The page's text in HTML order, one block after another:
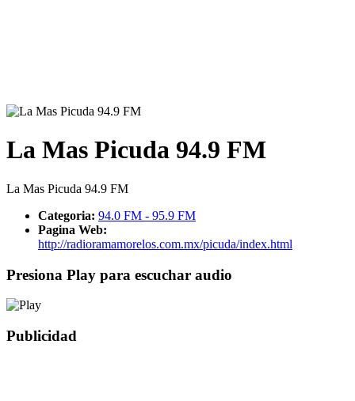
La Mas Picuda 94.9 FM
La Mas Picuda 94.9 FM
Categoria: 94.0 FM - 95.9 FM
Pagina Web:
http://radioramamorelos.com.mx/picuda/index.html
Presiona Play para escuchar audio
Publicidad